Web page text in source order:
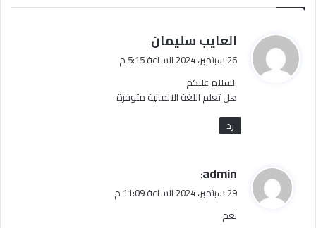
ي
ق
ل
العايب سليمان:
26 سبتمبر، 2024 الساعة 5:15 م
السلام عليكم
هل تعلم اللغة الالمانية متوفرة
رد
ي
ق
ل
admin
:
29 سبتمبر، 2024 الساعة 11:09 م
نعم